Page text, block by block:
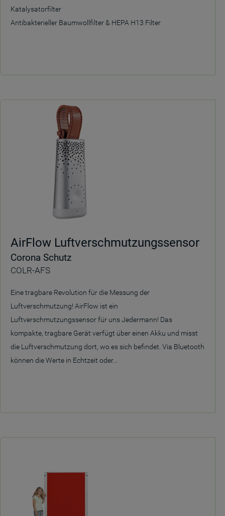
Katalysatorfilter
Antibakterieller Baumwollfilter & HEPA H13 Filter
AirFlow Luftverschmutzungssensor
Corona Schutz
COLR-AFS
Eine tragbare Revolution für die Messung der
Luftverschmutzung! AirFlow ist ein
Luftverschmutzungssensor für uns Jedermann! Das
kompakte, tragbare Gerät verfügt über einen Akku und misst
die Luftverschmutzung dort, wo es sich befindet. Via Bluetooth
können die Werte in Echtzeit oder...